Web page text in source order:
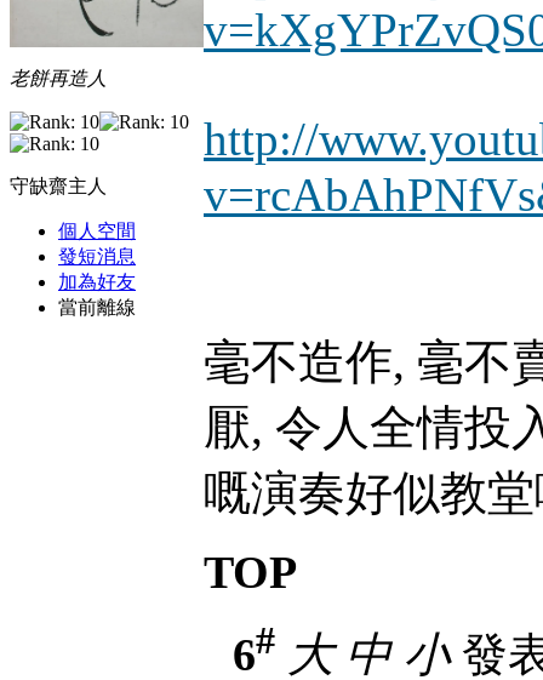
老餅再造人
守缺齋主人
個人空間
發短消息
加為好友
當前離線
http://
毫不造作, 毫不
厭, 令人全情投
嘅演奏好似教
TOP
6# 大 中 小發